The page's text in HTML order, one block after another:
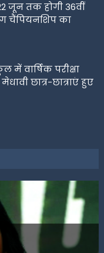
जून तक होगी 36वीं
चैंपियनशिप का
में वार्षिक परीक्षा
छात्र-छात्राएं हुए